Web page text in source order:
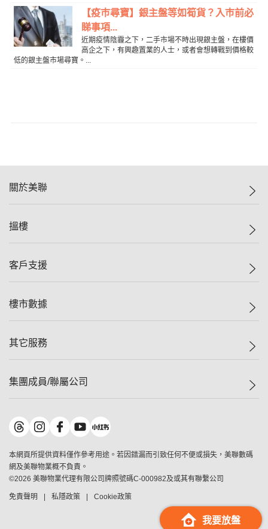
【疫巿尋寶】銀主盤等如筍貨？入巿前必
睇事項...
近期疫情陰霾之下，二手市場不時出現銀主盤，在樓價
高企之下，有興趣置業的人士，或者會想轉戰到價格較
低的銀主盤市場尋寶。...
我要放盤
關於美聯
美聯集團
人才招募
搵樓
一手新盤
減價
美聯豪宅
獨家樓盤
租盤
客戶支援
自助放盤
查詢熱線
按揭計算機
負擔能力計算機
轉按計算機
繳款方式
樓市數據
樓價指數
歷史成交
屋苑成交排行榜
地區百科
其它服務
屋苑專頁
美聯精英會
美善會
地產代理管理協會
申報已遞交的購樓意向登記
集團成員/聯屬公司
美聯物業
鋑聯控股*
美聯工商舖*
美聯中國
美聯澳門
美聯金融集團
本網頁所提供資料僅作參考用途。若因錯漏而引致任何不便或損失，美聯數碼
網及美聯物業概不負責。
©2026 美聯物業代理有限公司牌照號碼C-000982及或其有聯繫公司
免責聲明 私隱政策 Cookie政策